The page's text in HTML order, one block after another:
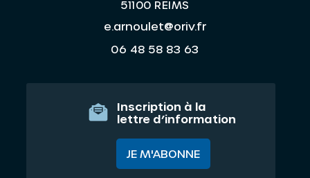
51100 REIMS
e.arnoulet@oriv.fr
06 48 58 83 63
Inscription à la
lettre d’information
JE M'ABONNE